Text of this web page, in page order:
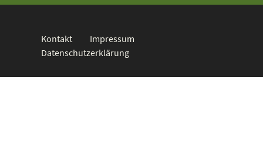
Kontakt
Impressum
Datenschutzerklärung